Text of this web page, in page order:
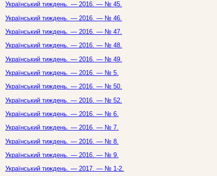
Український тиждень. — 2016. — № 45.
Український тиждень. — 2016. — № 46.
Український тиждень. — 2016. — № 47.
Український тиждень. — 2016. — № 48.
Український тиждень. — 2016. — № 49.
Український тиждень. — 2016. — № 5.
Український тиждень. — 2016. — № 50.
Український тиждень. — 2016. — № 52.
Український тиждень. — 2016. — № 6.
Український тиждень. — 2016. — № 7.
Український тиждень. — 2016. — № 8.
Український тиждень. — 2016. — № 9.
Український тиждень. — 2017. — № 1-2.